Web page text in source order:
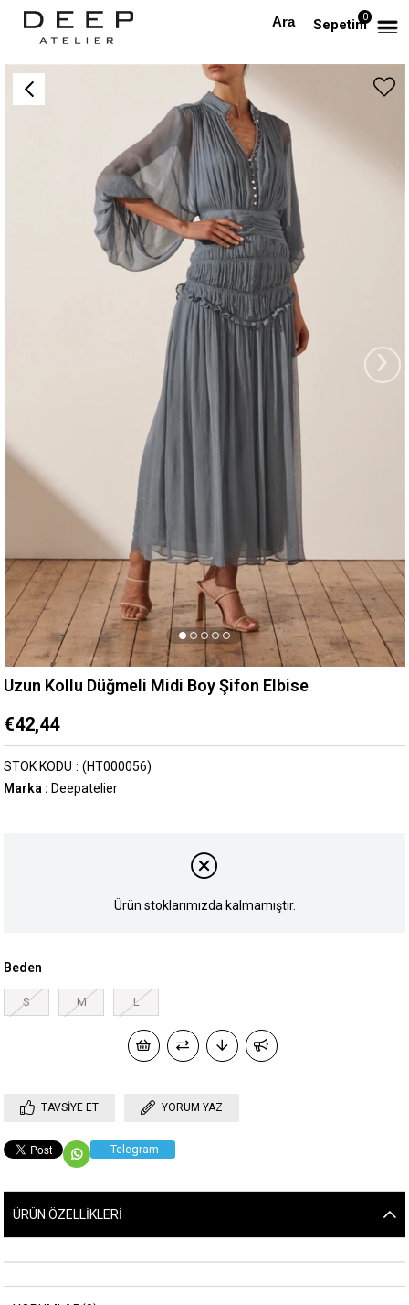
Sepetim0
Anasayfa Uzun Kollu Düğmeli Midi Boy Şifon Elbise
›
Uzun Kollu Düğmeli Midi Boy Şifon Elbise
€42,44
(HT000056)
STOK KODU
Marka : Deepatelier
Ürün stoklarımızda kalmamıştır.
Beden
S M L
TAVSIYE ET YORUM YAZ
Telegram
ÜRÜN ÖZELLIKLERI